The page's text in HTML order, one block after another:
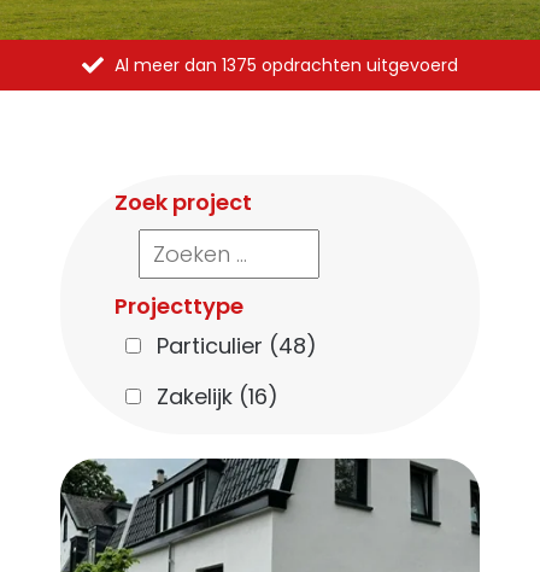
Al meer dan 1375 opdrachten uitgevoerd
Zoek project
Projecttype
Particulier (48)
Zakelijk (16)